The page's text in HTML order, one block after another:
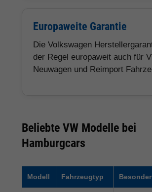
Europaweite Garantie
Die Volkswagen
der Regel europaweit auch für
Neuwagen und Reimport
Beliebte VW Modelle bei
Hamburgcars
Modell Fahrzeugtyp